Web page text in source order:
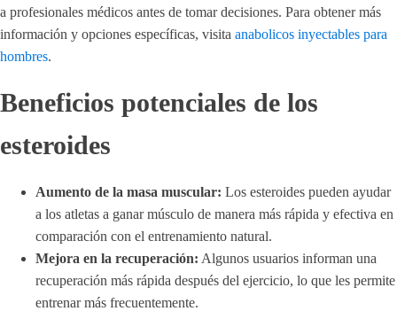
a profesionales médicos antes de tomar decisiones. Para obtener más
información y opciones específicas, visita anabolicos inyectables para
hombres.
Beneficios potenciales de los
esteroides
Aumento de la masa muscular: Los esteroides pueden ayudar
a los atletas a ganar músculo de manera más rápida y efectiva en
comparación con el entrenamiento natural.
Mejora en la recuperación: Algunos usuarios informan una
recuperación más rápida después del ejercicio, lo que les permite
entrenar más frecuentemente.